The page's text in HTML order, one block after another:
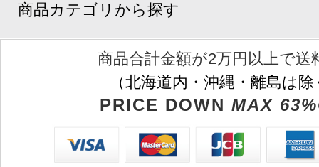
商品カテゴリから探す
商品合計金額が2万円以上で送
（北海道内・沖縄・離島は
PRICE DOWN MAX